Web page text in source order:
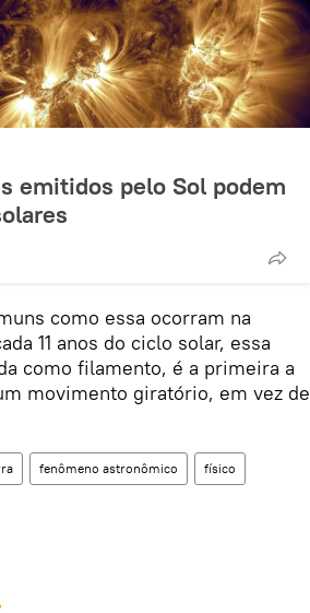
emitidos pelo Sol podem
como essa ocorram na
11 anos do ciclo solar, essa
como filamento, é a primeira a
movimento giratório, em vez de
fenômeno astronômico físico